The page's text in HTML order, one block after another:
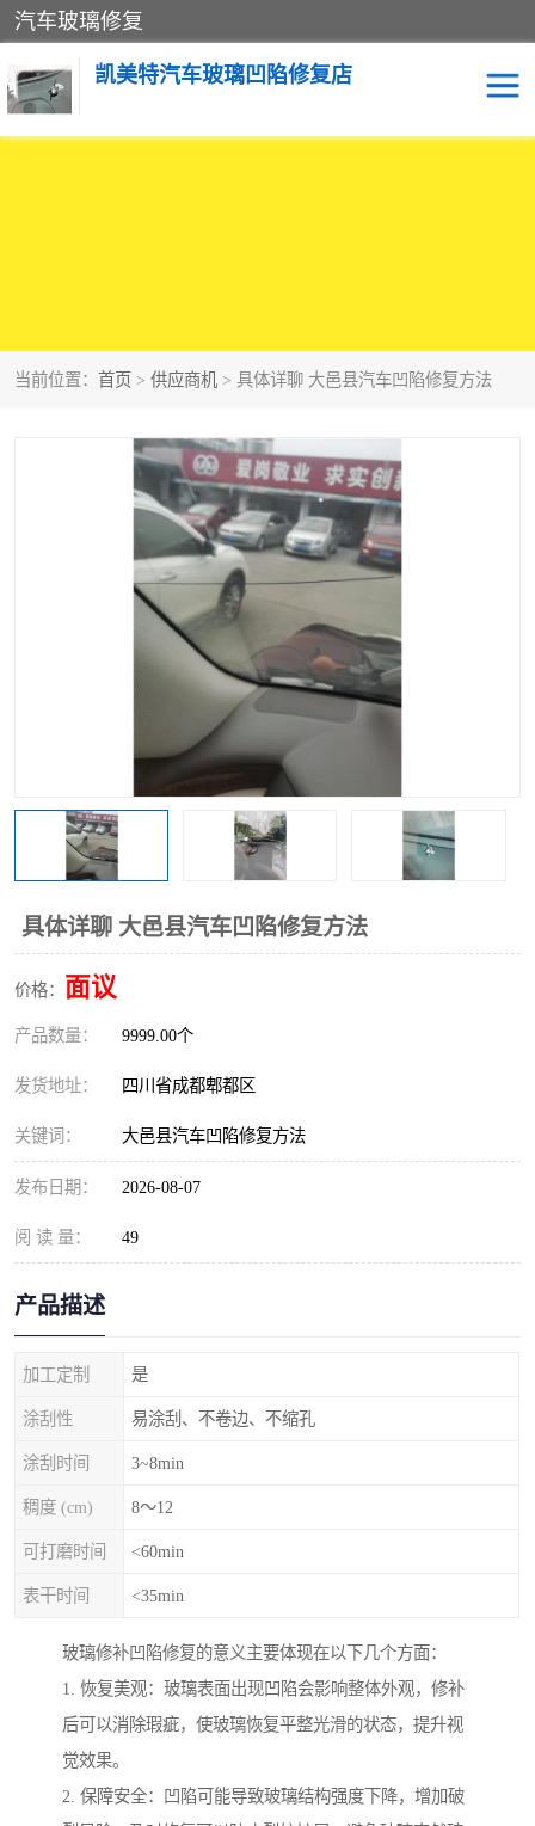
汽车玻璃修复
凯美特汽车玻璃凹陷修复店
当前位置： 首页 > 供应商机 > 具体详聊 大邑县汽车凹陷修复方法
具体详聊 大邑县汽车凹陷修复方法
价格： 面议
产品数量： 9999.00个
发货地址： 四川省成都郫都区
关键词： 大邑县汽车凹陷修复方法
发布日期： 2026-08-07
阅 读 量： 49
产品描述
加工定制 是
涂刮性 易涂刮、不卷边、不缩孔
涂刮时间 3~8min
稠度 (cm) 8～12
可打磨时间 <60min
表干时间 <35min
玻璃修补凹陷修复的意义主要体现在以下几个方面：
1. 恢复美观：玻璃表面出现凹陷会影响整体外观，修补
后可以消除瑕疵，使玻璃恢复平整光滑的状态，提升视
觉效果。
2. 保障安全：凹陷可能导致玻璃结构强度下降，增加破